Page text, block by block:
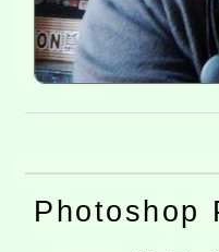
Photoshop